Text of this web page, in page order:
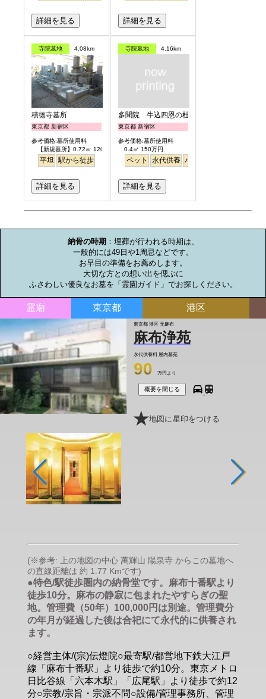
詳細を見る 詳細を見る
寺院墓地 4.08km
積徳寺墓所
東京都 新宿区
参考価格:墓所使用料
【新規墓所】0.72㎡ 120万円
平坦 駅から徒歩
詳細を見る
寺院墓地 4.16km
多聞院 牛込四恩の杜
東京都 新宿区
参考価格:墓所使用料
0.4㎡ 150万円
ペット 永代供養 バリアフリー
詳細を見る
納骨の時期：埋葬が行われる時期は、
一般的には49日や1周忌などです。
お早目の準備をお薦めします。
大切な方との想い出を偲ぶに
ふさわしい優良なお墓を「霊園ガイド」でお探しください。
霊廟 東京都 港区
東京都 港区 元麻布
麻布浄苑
永代供養料 屋内墓苑
90 万円より
概要を閉じる
地図に星印をつける
(※参考: 上の地図の中心 萬輝山 陽泉寺 からこの墓地へ
の直線距離は 約 1.77 Kmです)
●特色/駅徒歩圏内の納骨堂です。麻布十番駅より
徒歩10分。麻布の静寂に包まれたやすらぎの聖
地。管理費（50年）100,000円は別途。管理費分
の年月が経過した後は合祀にて永代的に供養され
ます。
○経営主体/(宗)伝燈院○最寄駅/都営地下鉄大江戸
線「麻布十番駅」より徒歩で約10分。東京メトロ
日比谷線「六本木駅」「広尾駅」より徒歩で約12
分○宗教/宗旨・宗派不問○設備/管理事務所、管理